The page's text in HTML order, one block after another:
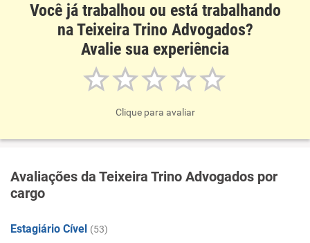
Você já trabalhou ou está trabalhando
na Teixeira Trino Advogados?
Avalie sua experiência
Clique para avaliar
Avaliações da Teixeira Trino Advogados por
cargo
Estagiário Cível (53)